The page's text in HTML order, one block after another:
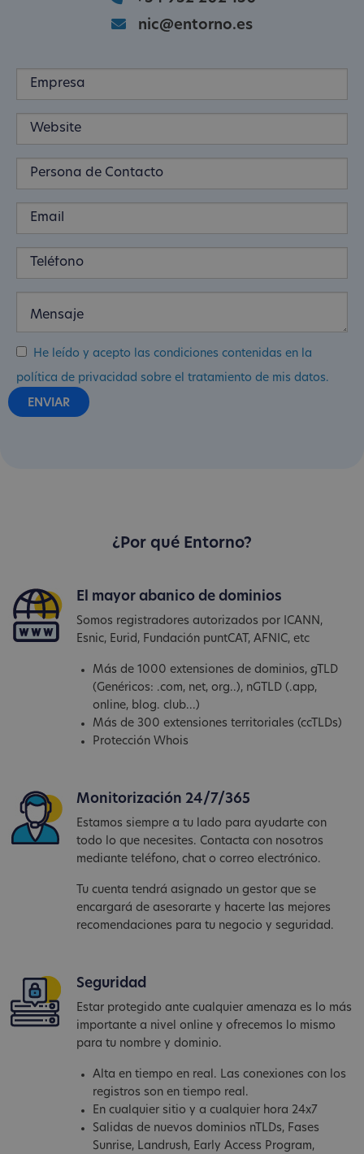
nic@entorno.es
He leído y acepto las condiciones contenidas en la
política de privacidad sobre el tratamiento de mis datos.
¿Por qué Entorno?
El mayor abanico de dominios
Somos registradores autorizados por ICANN,
Esnic, Eurid, Fundación puntCAT, AFNIC, etc
Más de 1000 extensiones de dominios, gTLD
(Genéricos: .com, net, org..), nGTLD (.app,
online, blog. club...)
Más de 300 extensiones territoriales (ccTLDs)
Protección Whois
Monitorización 24/7/365
Estamos siempre a tu lado para ayudarte con
todo lo que necesites. Contacta con nosotros
mediante teléfono, chat o correo electrónico.
Tu cuenta tendrá asignado un gestor que se
encargará de asesorarte y hacerte las mejores
recomendaciones para tu negocio y seguridad.
Seguridad
Estar protegido ante cualquier amenaza es lo más
importante a nivel online y ofrecemos lo mismo
para tu nombre y dominio.
Alta en tiempo en real. Las conexiones con los
registros son en tiempo real.
En cualquier sitio y a cualquier hora 24x7
Salidas de nuevos dominios nTLDs, Fases
Sunrise, Landrush, Early Access Program,